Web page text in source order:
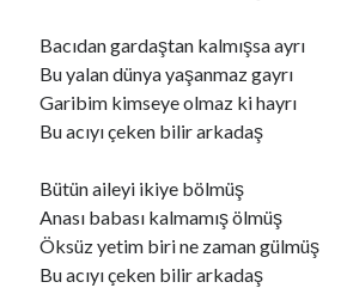
Ara
Bacıdan gardaştan kalmışsa ayrı
Bu yalan dünya yaşanmaz gayrı
Garibim kimseye olmaz ki hayrı
Bu acıyı çeken bilir arkadaş
Bütün aileyi ikiye bölmüş
Anası babası kalmamış ölmüş
Öksüz yetim biri ne zaman gülmüş
Bu acıyı çeken bilir arkadaş